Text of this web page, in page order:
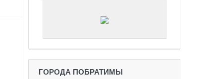
ГОРОДА ПОБРАТИМЫ